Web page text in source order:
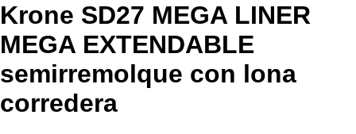
Krone SD27 MEGA LINER
MEGA EXTENDABLE
semirremolque con lona
corredera